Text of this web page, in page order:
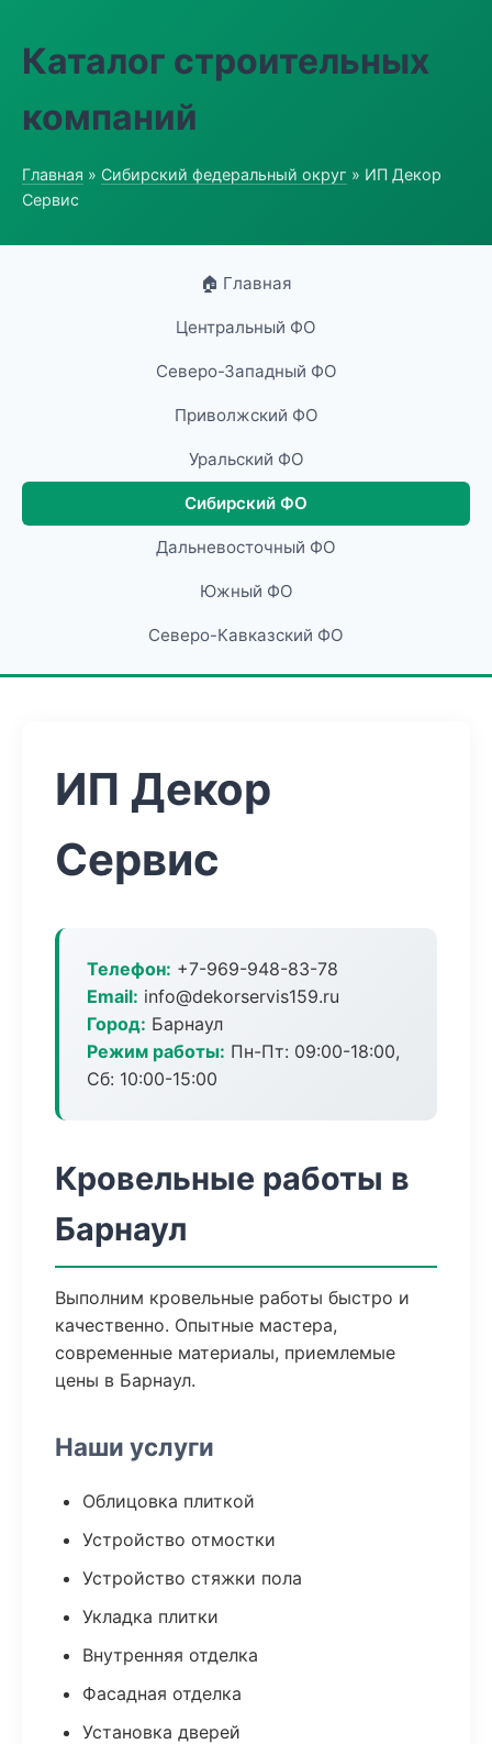
Каталог строительных
компаний
Главная » Сибирский федеральный округ » ИП Декор
Сервис
🏠 Главная
Центральный ФО
Северо-Западный ФО
Приволжский ФО
Уральский ФО
Сибирский ФО
Дальневосточный ФО
Южный ФО
Северо-Кавказский ФО
ИП Декор
Сервис
Телефон: +7-969-948-83-78
Email: info@dekorservis159.ru
Город: Барнаул
Режим работы: Пн-Пт: 09:00-18:00,
Сб: 10:00-15:00
Кровельные работы в
Барнаул
Выполним кровельные работы быстро и
качественно. Опытные мастера,
современные материалы, приемлемые
цены в Барнаул.
Наши услуги
Облицовка плиткой
Устройство отмостки
Устройство стяжки пола
Укладка плитки
Внутренняя отделка
Фасадная отделка
Установка дверей